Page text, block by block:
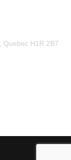
Quebec H1R 2B7